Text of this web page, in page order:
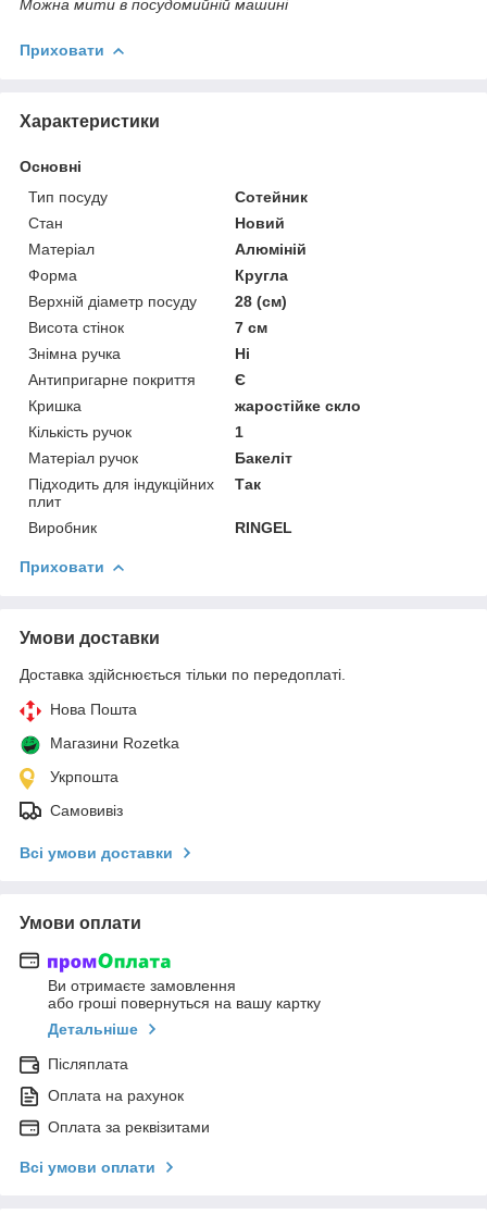
Можна мити в посудомийній машині
Приховати
Характеристики
Основні
Тип посуду
Сотейник
Стан
Новий
Матеріал
Алюміній
Форма
Кругла
Верхній діаметр посуду
28 (см)
Висота стінок
7 см
Знімна ручка
Ні
Антипригарне покриття
Є
Кришка
жаростійке скло
Кількість ручок
1
Матеріал ручок
Бакеліт
Підходить для індукційних
плит
Так
Виробник RINGEL
Приховати
Умови доставки
Доставка здійснюється тільки по передоплаті.
Нова Пошта
Магазини Rozetka
Укрпошта
Самовивіз
Всі умови доставки
Умови оплати
Ви отримаєте замовлення
або гроші повернуться на вашу картку
Детальніше
Післяплата
Оплата на рахунок
Оплата за реквізитами
Всі умови оплати